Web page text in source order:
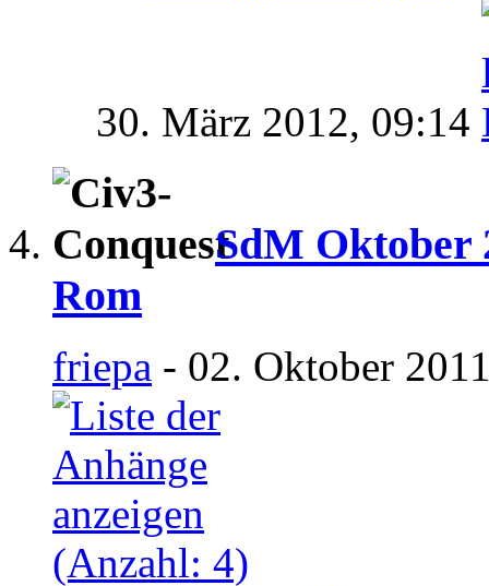
30. März 2012, 09:14
SdM Oktober
Rom
friepa - 02. Oktober